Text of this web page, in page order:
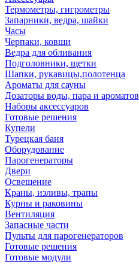
Термометры, гигрометры
Запарники, ведра, шайки
Часы
Черпаки, ковши
Ведра для обливания
Подголовники, щетки
Шапки, рукавицы,полотенца
Ароматы для сауны
Дозаторы воды, пара и ароматов
Наборы аксессуаров
Готовые решения
Купели
Турецкая баня
Оборудование
Парогенераторы
Двери
Освещение
Краны, изливы, трапы
Курны и раковины
Вентиляция
Запасные части
Пульты для парогенераторов
Готовые решения
Готовые модули